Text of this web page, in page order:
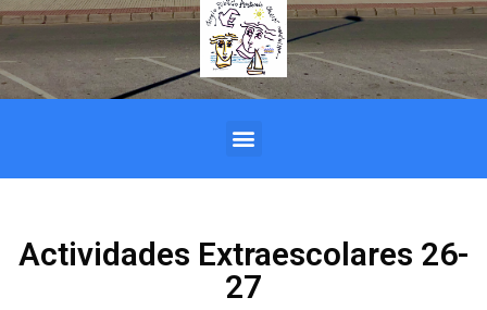
Actividades Extraescolares 26-
27